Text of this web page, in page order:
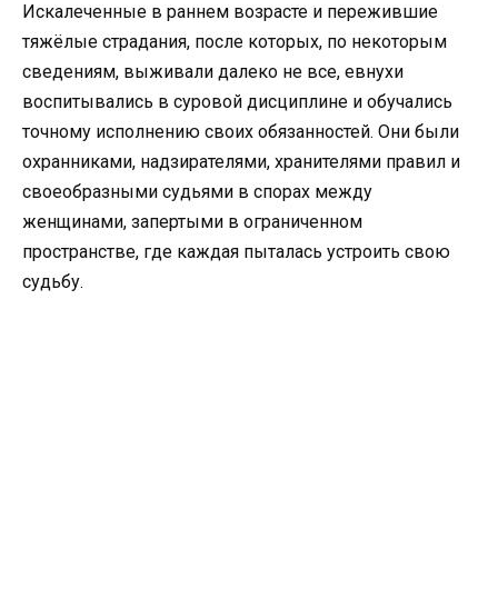
Искалеченные в раннем возрасте и пережившие
тяжёлые страдания, после которых, по некоторым
сведениям, выживали далеко не все, евнухи
воспитывались в суровой дисциплине и обучались
точному исполнению своих обязанностей. Они были
охранниками, надзирателями, хранителями правил и
своеобразными судьями в спорах между
женщинами, запертыми в ограниченном
пространстве, где каждая пыталась устроить свою
судьбу.